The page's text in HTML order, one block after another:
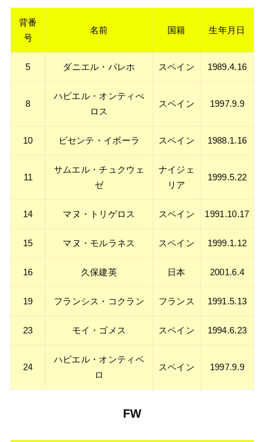
背番
号
名前 国籍 生年月日
5 ダニエル・パレホ スペイン 1989.4.16
8
ハビエル・オンティべ
ロス
スペイン 1997.9.9
10 ビセンテ・イボーラ スペイン 1988.1.16
11
サムエル・チュクウェ
ゼ
ナイジェ
リア
1999.5.22
14 マヌ・トリゲロス スペイン 1991.10.17
15 マヌ・モルラネス スペイン 1999.1.12
16 久保建英 日本 2001.6.4
19 フランシス・コクラン フランス 1991.5.13
23 モイ・ゴメス スペイン 1994.6.23
24
ハビエル・オンティベ
ロ
スペイン 1997.9.9
FW